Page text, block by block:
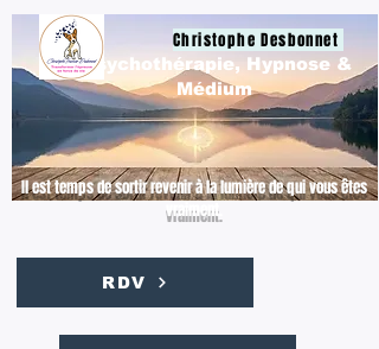
Christophe Desbonnet
Il est temps de sortir revenir à la lumière de qui vous êtes
vraiment.
Psychothérapie, Hypnose &
Médium
RDV